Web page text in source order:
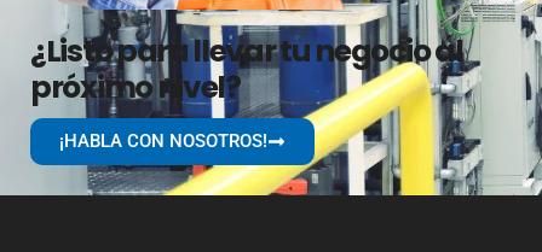
¿Listo para llevar tu negocio al
próximo nivel?
¡HABLA CON NOSOTROS!